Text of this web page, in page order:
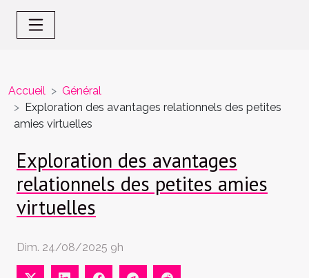
Accueil
Général
Exploration des avantages relationnels des petites
amies virtuelles
Exploration des avantages
relationnels des petites amies
virtuelles
Dim. 24/08/2025 9h